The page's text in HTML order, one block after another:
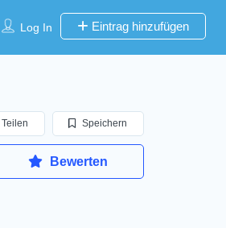
Log In Eintrag hinzufügen
Speichern
Teilen
Bewerten